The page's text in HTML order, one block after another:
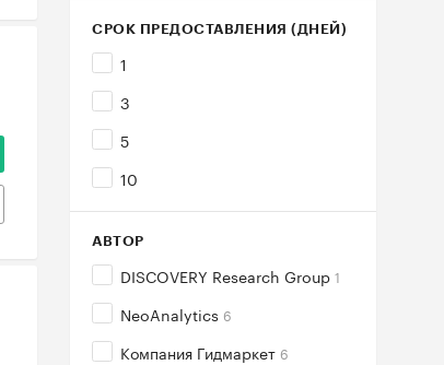
СРОК ПРЕДОСТАВЛЕНИЯ (ДНЕЙ)
1
3
5
10
АВТОР
DISCOVERY Research Group 1
NeoAnalytics 6
Компания Гидмаркет 6